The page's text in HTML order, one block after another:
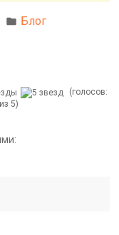
Блог
(голосов:
5)